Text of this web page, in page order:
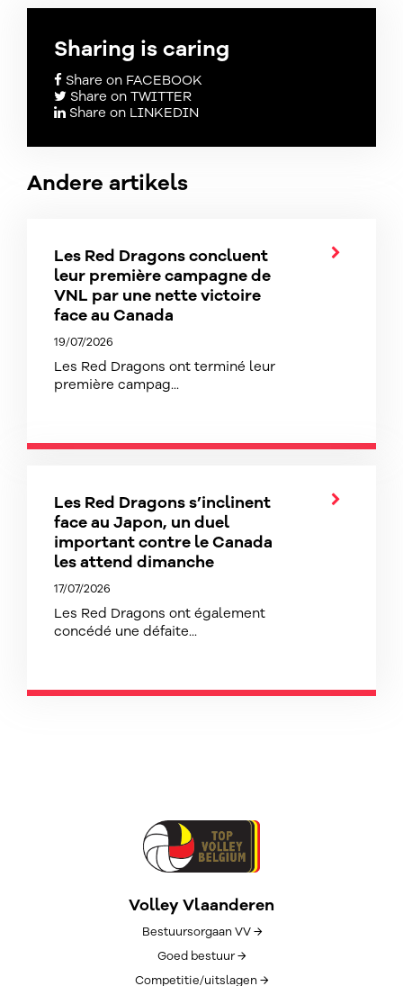
Sharing is caring
Share on FACEBOOK
Share on TWITTER
Share on LINKEDIN
Andere artikels
Les Red Dragons concluent
leur première campagne de
VNL par une nette victoire
face au Canada
19/07/2026
Les Red Dragons ont terminé leur
première campag...
Les Red Dragons s’inclinent
face au Japon, un duel
important contre le Canada
les attend dimanche
17/07/2026
Les Red Dragons ont également
concédé une défaite...
Volley Vlaanderen
Bestuursorgaan VV →
Goed bestuur →
Competitie/uitslagen →